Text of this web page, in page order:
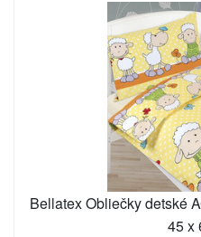
Bellatex Obliečky detské
45 x